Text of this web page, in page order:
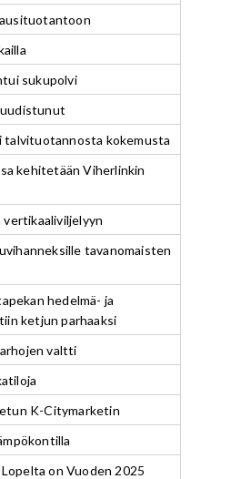
sukupolvi
talvituotannosta kokemusta
kehitetään Viherlinkin
vertikaaliviljelyyn
tavanomaisten
hedelmä- ja
ketjun parhaaksi
valtti
K-Citymarketin
on Vuoden 2025